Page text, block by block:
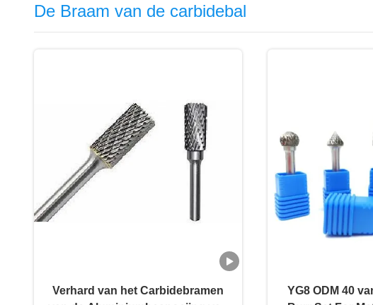
De Braam van de carbidebal
Verhard van het Carbidebramen
YG8 ODM 40